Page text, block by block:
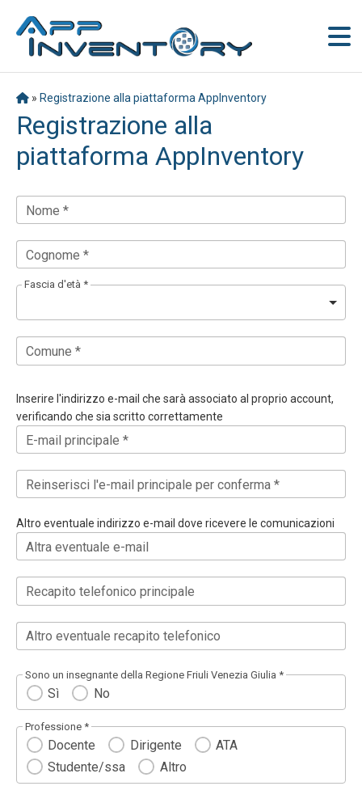
» Registrazione alla piattaforma AppInventory
Registrazione alla
piattaforma AppInventory
Nome *
Cognome *
Fascia d'età *
Comune *
Inserire l'indirizzo e-mail che sarà associato al proprio account,
verificando che sia scritto correttamente
E-mail principale *
Reinserisci l'e-mail principale per conferma *
Altro eventuale indirizzo e-mail dove ricevere le comunicazioni
Altra eventuale e-mail
Recapito telefonico principale
Altro eventuale recapito telefonico
Sono un insegnante della Regione Friuli Venezia Giulia *
Sì No
Professione *
Docente Dirigente
ATA
Studente/ssa
Altro